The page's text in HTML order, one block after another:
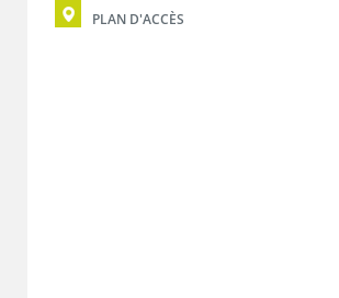
PLAN D'ACCÈS